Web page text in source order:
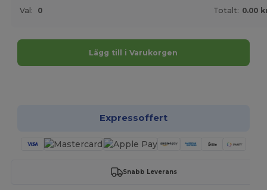
Val: 0 Totalt: 0.00
Lägg till i Varukorgen
Expressoffert
Snabb Leverans